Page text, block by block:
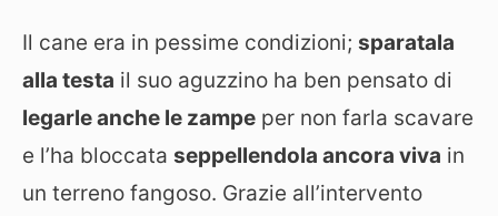
Il cane era in pessime condizioni; sparatala
alla testa il suo aguzzino ha ben pensato di
legarle anche le zampe per non farla scavare
e l’ha bloccata seppellendola ancora viva in
un terreno fangoso. Grazie all’intervento